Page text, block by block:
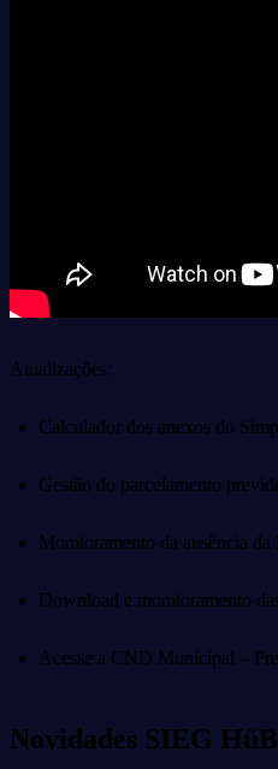
Atualizações:
Calculador dos anexos do
Gestão do parcelamento
Monitoramento da ausência
Download e monitoramento
Acesse a CND Municipal –
Novidades SIEG HüB